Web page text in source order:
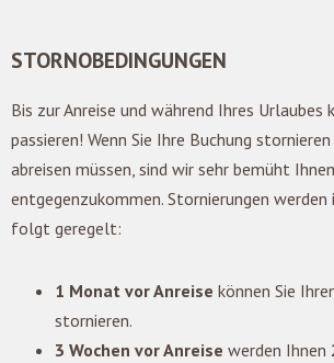
STORNOBEDINGUNGEN
Bis zur Anreise und während Ihres Urlaubes
passieren! Wenn Sie Ihre Buchung
abreisen müssen, sind wir sehr bemüht Ihnen
entgegenzukommen. Stornierungen
folgt geregelt:
1 Monat vor Anreise können Sie
stornieren.
3 Wochen vor Anreise werden Ihnen